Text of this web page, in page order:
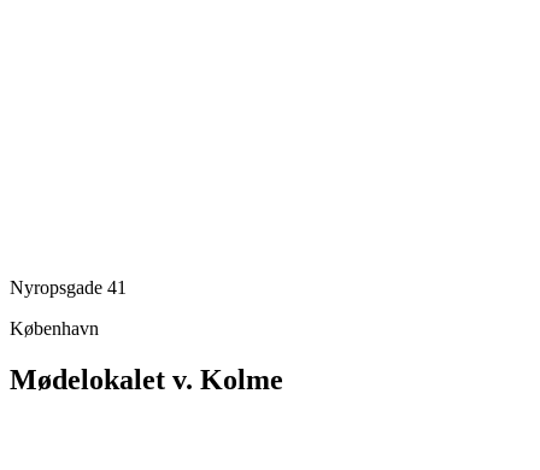
Nyropsgade 41
København
Mødelokalet v. Kolme